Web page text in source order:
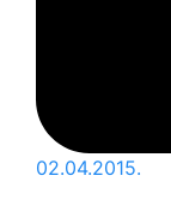
02.04.2015.